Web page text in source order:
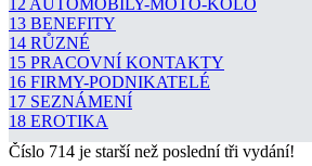
13 BENEFITY
14 RŮZNÉ
15 PRACOVNÍ KONTAKTY
16 FIRMY-PODNIKATELÉ
17 SEZNÁMENÍ
18 EROTIKA
Číslo 714 je starší než poslední tři vydání!